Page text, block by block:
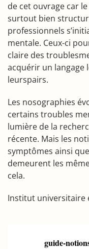
de cet ouvrage car
surtout bien
professionnels
mentale. Ceux-ci
claire des
acquérir un langage
leurspairs.
Les nosographies
certains troubles
lumière de la
récente. Mais les
symptômes ainsi
demeurent les
cela.
Institut universitaire
guide-